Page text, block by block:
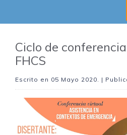
Ciclo de
FHCS
Escrito en 05 Mayo 2020. |